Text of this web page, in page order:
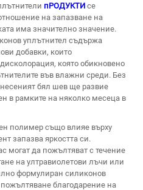
пРОДУКТИ се
на запазване на
има значително значение.
уплътнител съдържа
добавки, които
която обикновено
във влажни среди. Без
бял шев ще развие
в рамките на няколко месеца в
полимер също влияе върху
запазва яркостта си.
могат да пожълтяват с течение
на ултравиолетови лъчи или
формулиран силиконов
благодарение на